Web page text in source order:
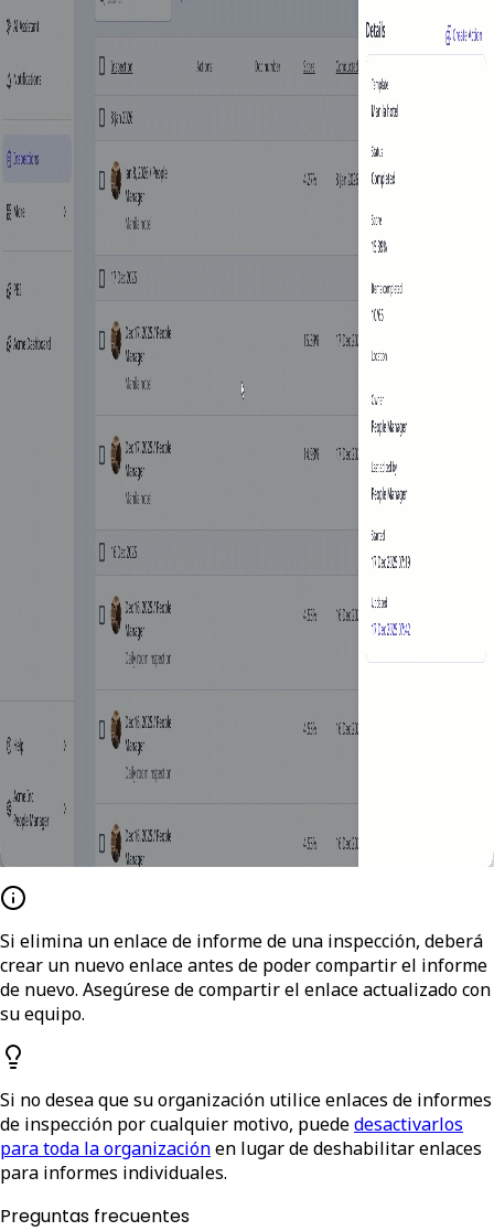
Si elimina un enlace de informe de una inspección, deberá
crear un nuevo enlace antes de poder compartir el informe
de nuevo. Asegúrese de compartir el enlace actualizado con
su equipo.
Si no desea que su organización utilice enlaces de informes
de inspección por cualquier motivo, puededesactivarlos
para toda la organizaciónen lugar de deshabilitar enlaces
para informes individuales.
Preguntas frecuentes